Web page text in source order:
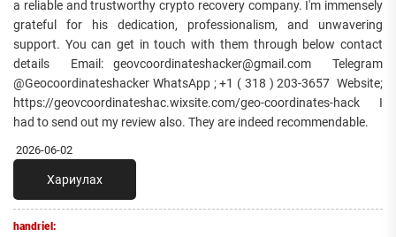
a reliable and trustworthy crypto recovery company. I'm immensely
grateful for his dedication, professionalism, and unwavering
support. You can get in touch with them through below contact
details Email: geovcoordinateshacker@gmail.com Telegram
@Geocoordinateshacker WhatsApp ; +1 ( 318 ) 203-3657 Website;
https://geovcoordinateshac.wixsite.com/geo-coordinates-hack I
had to send out my review also. They are indeed recommendable.
2026-06-02
Хариулах
handriel: